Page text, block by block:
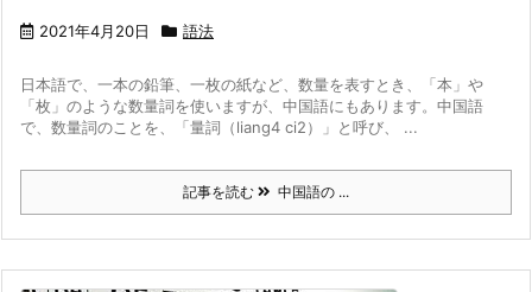
2021年4月20日 語法
日本語で、一本の鉛筆、一枚の紙など、数量を表すとき、「本」や
「枚」のような数量詞を使いますが、中国語にもあります。 中国語
で、数量詞のことを、「量詞（liang4 ci2）」と呼び、 ...
記事を読む 中国語の ...